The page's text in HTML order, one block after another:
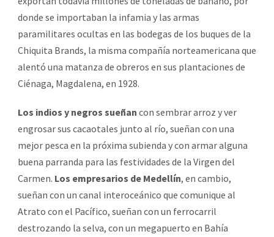
donde se importaban la infamia y las armas
paramilitares ocultas en las bodegas de los buques de la
Chiquita Brands, la misma compañía norteamericana que
alentó una matanza de obreros en sus plantaciones de
Ciénaga, Magdalena, en 1928.
Los indios y negros sueñan con sembrar arroz y ver
engrosar sus cacaotales junto al río, sueñan con una
mejor pesca en la próxima subienda y con armar alguna
buena parranda para las festividades de la Virgen del
Carmen. Los empresarios de Medellín, en cambio,
sueñan con un canal interoceánico que comunique al
Atrato con el Pacífico, sueñan con un ferrocarril
destrozando la selva, con un megapuerto en Bahía